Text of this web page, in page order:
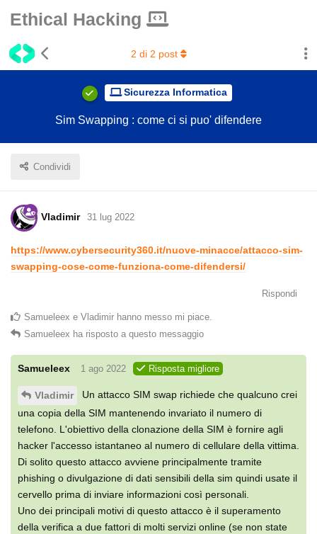
Ethical Hacking
Sicurezza Informatica
Sim Swapping : come ci si puo' difendere
Condividi
2 di 2 post
Vladimir 31 lug 2022
https://www.cybersecurity360.it/nuove-minacce/attacco-sim-
swapping-cose-come-funziona-come-difendersi/
Rispondi
Samueleex e Vladimir hanno messo mi piace
Samueleex ha risposto a questo messaggio
Samueleex 1 ago 2022 Risposta migliore
Vladimir
Un attacco SIM swap richiede che qualcuno crei
una copia della SIM mantenendo invariato il numero di
telefono. L'obiettivo della clonazione della SIM è fornire agli
hacker l'accesso istantaneo al numero di cellulare della vittima.
Di solito questo attacco avviene principalmente tramite
phishing o divulgazione di dati sensibili della sim quindi usate il
cervello prima di inviare informazioni così personali.
Uno dei principali motivi di questo attacco è il superamento
della verifica a due fattori di molti servizi online (se non state